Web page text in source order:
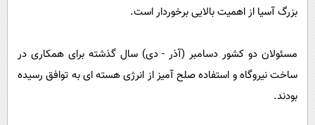
سرگرمی
گوناگون
پیامک
آشپزی
بزرگ آسیا از اهمیت بالایی برخوردار است.
مسئولان دو کشور دسامبر (آذر - دی) سال گذشته برای همکاری در
ساخت نیروگاه و استفاده صلح آمیز از انرژی هسته ای به توافق رسیده
بودند.